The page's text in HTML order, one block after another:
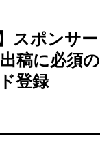
スポンサー
稿に必須の
登録